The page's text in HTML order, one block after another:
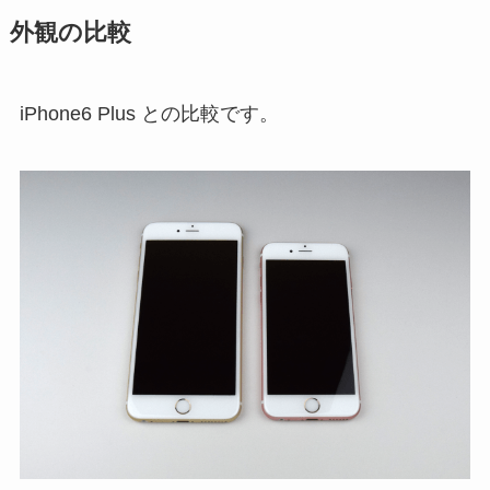
外観の比較
iPhone6 Plus との比較です。